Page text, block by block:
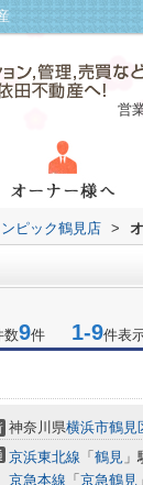
営
ピック鶴見店 >
数9件 1-9件表
神奈川県横浜市鶴見
京浜東北線 「 鶴見
京急本線 「 京急鶴見